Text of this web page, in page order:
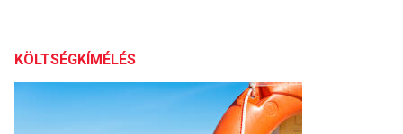
KÖLTSÉGKÍMÉLÉS